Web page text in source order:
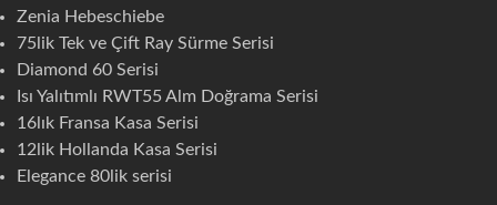
Zenia Hebeschiebe
75lik Tek ve Çift Ray Sürme Serisi
Diamond 60 Serisi
Isı Yalıtımlı RWT55 Alm Doğrama Serisi
16lık Fransa Kasa Serisi
12lik Hollanda Kasa Serisi
Elegance 80lik serisi